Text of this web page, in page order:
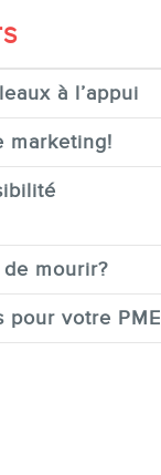
à l’appui
marketing!
mourir?
pour votre PME